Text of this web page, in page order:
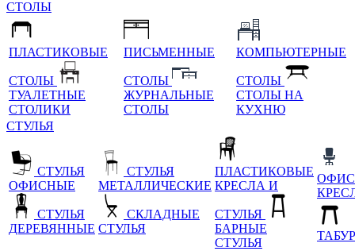
СТОЛЫ
ПЛАСТИКОВЫЕ
СТОЛЫ
ТУАЛЕТНЫЕ
СТОЛИКИ
ПИСЬМЕННЫЕ
СТОЛЫ
ЖУРНАЛЬНЫЕ
СТОЛЫ
КОМПЬЮТЕРНЫЕ
СТОЛЫ
СТОЛЫ НА
КУХНЮ
СТУЛЬЯ
СТУЛЬЯ
ОФИСНЫЕ
СТУЛЬЯ
ДЕРЕВЯННЫЕ
СТУЛЬЯ
МЕТАЛЛИЧЕСКИЕ
СКЛАДНЫЕ
СТУЛЬЯ
ПЛАСТИКОВЫЕ
КРЕСЛА И
СТУЛЬЯ
БАРНЫЕ
СТУЛЬЯ